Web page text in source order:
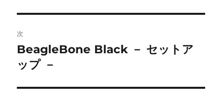
ビ
ゲ
ー
シ
稿:
次
次
の
稿:
BeagleBone Black － セットア
ップ －